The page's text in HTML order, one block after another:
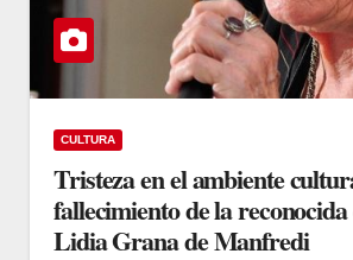
CULTURA
Tristeza en el ambiente
fallecimiento de la
Lidia Grana de Manfredi